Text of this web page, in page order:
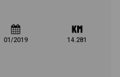
01/2019 14.281